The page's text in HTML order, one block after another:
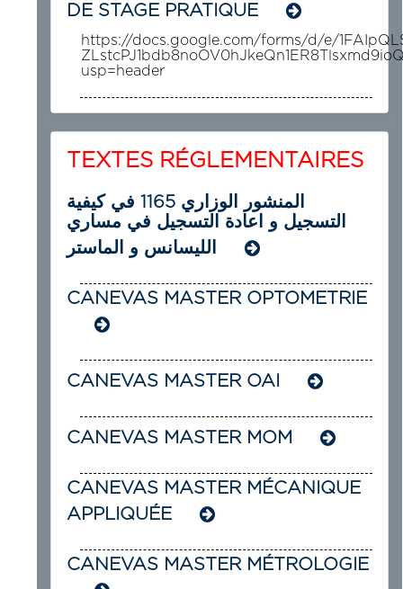
DE STAGE PRATIQUE
https://docs.google.com/forms/d/e/
usp=header
TEXTES RÉGLEMENTAIRES
المنشور الوزاري 1165 في كيفية
التسجيل و اعادة التسجيل في مساري
الليسانس و الماستر
CANEVAS MASTER OPTOMETRIE
CANEVAS MASTER OAI
CANEVAS MASTER MOM
CANEVAS MASTER MÉCANIQUE
APPLIQUÉE
CANEVAS MASTER MÉTROLOGIE